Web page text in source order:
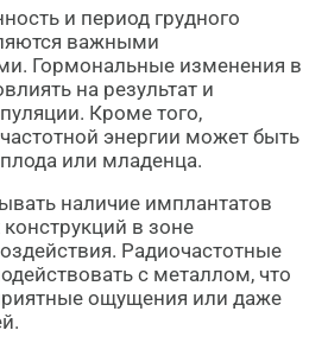
и период грудного
важными
Гормональные изменения в
на результат и
Кроме того,
энергии может быть
или младенца.
наличие имплантатов
в зоне
Радиочастотные
с металлом, что
ощущения или даже